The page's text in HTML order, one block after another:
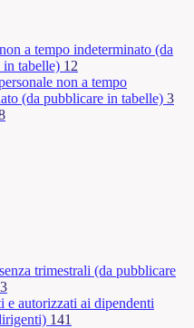
a tempo indeterminato (da
in tabelle) 12
non a tempo
(da pubblicare in tabelle) 3
trimestrali (da pubblicare
3
e autorizzati ai dipendenti
141